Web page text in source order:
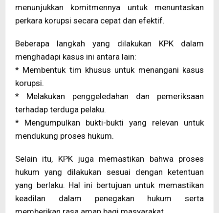
menunjukkan komitmennya untuk menuntaskan
perkara korupsi secara cepat dan efektif.
Beberapa langkah yang dilakukan KPK dalam
menghadapi kasus ini antara lain:
* Membentuk tim khusus untuk menangani kasus
korupsi.
* Melakukan penggeledahan dan pemeriksaan
terhadap terduga pelaku.
* Mengumpulkan bukti-bukti yang relevan untuk
mendukung proses hukum.
Selain itu, KPK juga memastikan bahwa proses
hukum yang dilakukan sesuai dengan ketentuan
yang berlaku. Hal ini bertujuan untuk memastikan
keadilan dalam penegakan hukum serta